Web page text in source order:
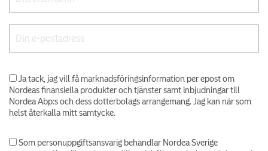
Ja tack, jag vill få marknadsföringsinformation per epost om
Nordeas finansiella produkter och tjänster samt inbjudningar till
Nordea Abp:s och dess dotterbolags arrangemang. Jag kan när som
helst återkalla mitt samtycke.
Som personuppgiftsansvarig behandlar Nordea Sverige